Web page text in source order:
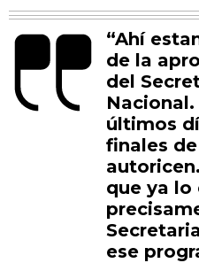
“Ahí
de la
del
últimos
finales
que ya lo
ese